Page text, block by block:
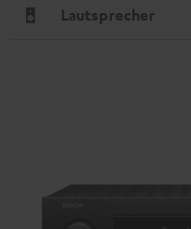
Lautsprecher